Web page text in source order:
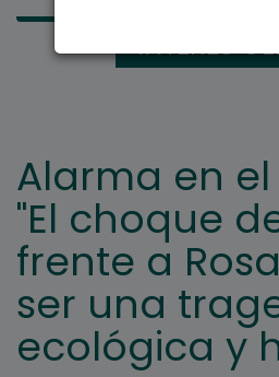
INTERÉS
Alarma en
"El choque
frente a
ser una
ecológica y